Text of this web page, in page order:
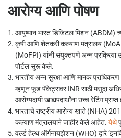
आरोग्यआणि पोषण
आयुष्मान भारत डिजिटल मिशन (ABDM)
कृषी आणि शेतकरी कल्याण मंत्रालय
(MoFPI) यांनी संयुक्तपणे अन्न प्रक्रिया
पोर्टल सुरू केले.
भारतीय अन्न सुरक्षा आणि मानक
म्हणून फूड पॅकेट्सवर INR साठी मसुदा
आरोग्यदायी खाद्यपदार्थांना उच्च रेटिंग प्राप्त
भारताचे राष्ट्रीय आरोग्य खाते (NHA)
कल्याण मंत्रालयाने जाहीर केले आहेत. येथे
वर्ल्ड हेल्थ ऑर्गनायझेशन (WHO) द्वारे